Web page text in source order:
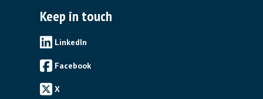
Keep in touch
LinkedIn
Facebook
X